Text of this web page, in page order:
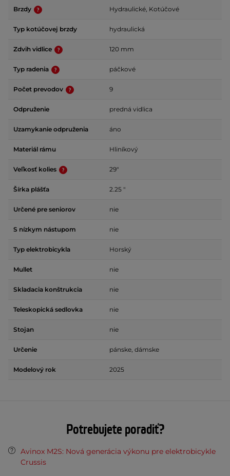
Brzdy Hydraulické, Kotúčové
Typ kotúčovej brzdy hydraulická
Zdvih vidlice 120 mm
Typ radenia páčkové
Počet prevodov 9
Odpruženie predná vidlica
Uzamykanie odpruženia áno
Materiál rámu Hliníkový
Veľkosť kolies 29"
Šírka plášťa 2.25 "
Určené pre seniorov nie
S nízkym nástupom nie
Typ elektrobicykla Horský
Mullet nie
Skladacia konštrukcia nie
Teleskopická sedlovka nie
Stojan nie
Určenie pánske, dámske
Modelový rok 2025
Potrebujete poradiť?
Avinox M2S: Nová generácia výkonu pre elektrobicykle
Crussis